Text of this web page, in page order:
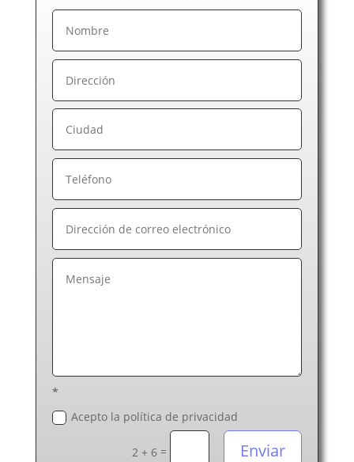
*
Acepto la política de privacidad
2 + 6 = Enviar